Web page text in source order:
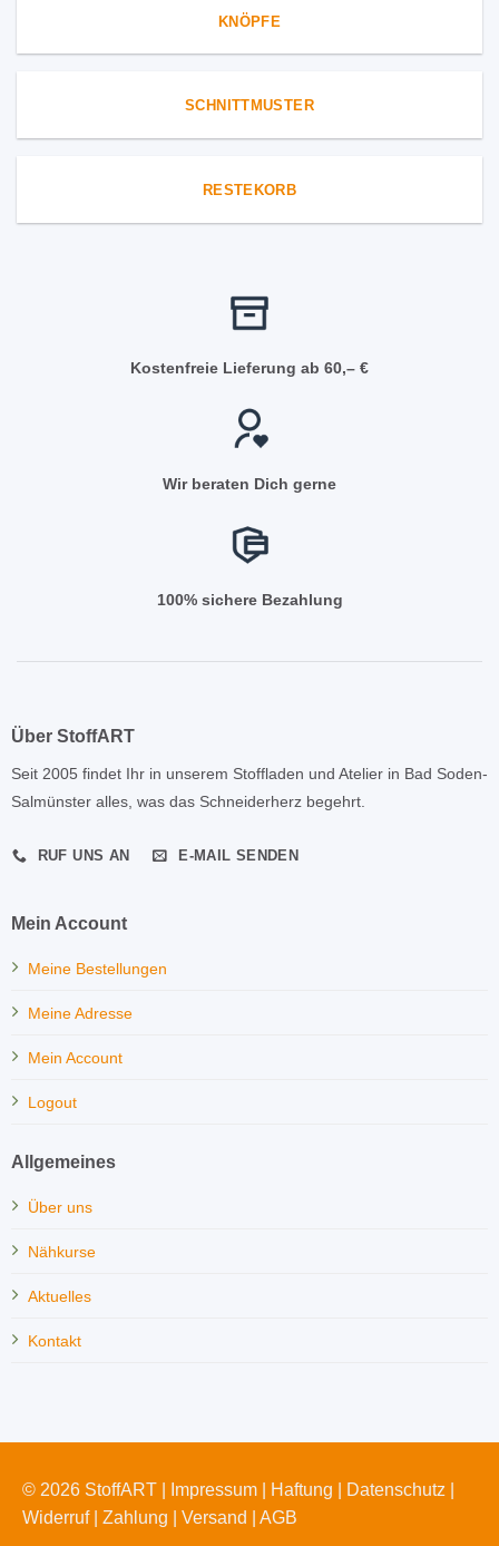
KNÖPFE
SCHNITTMUSTER
RESTEKORB
Kostenfreie Lieferung ab 60,– €
Wir beraten Dich gerne
100% sichere Bezahlung
Über StoffART
Seit 2005 findet Ihr in unserem Stoffladen und Atelier in Bad Soden-
Salmünster alles, was das Schneiderherz begehrt.
RUF UNS AN E-MAIL SENDEN
Mein Account
Meine Bestellungen
Meine Adresse
Mein Account
Logout
Allgemeines
Über uns
Nähkurse
Aktuelles
Kontakt
© 2026 StoffART | Impressum Haftung Datenschutz
Widerruf| Zahlung Versand AGB